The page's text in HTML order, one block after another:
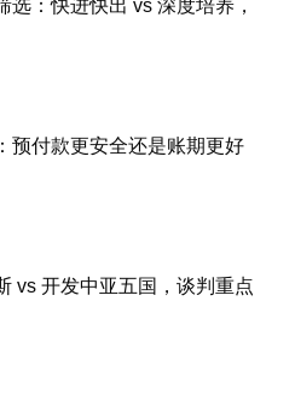
：快进快出 vs 深度培养，
预付款更安全还是账期更好
vs 开发中亚五国，谈判重点